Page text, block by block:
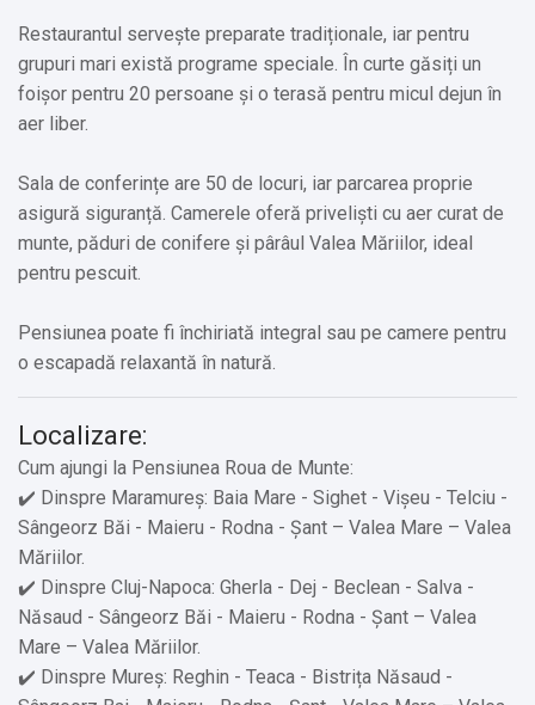
Restaurantul servește preparate tradiționale, iar pentru
grupuri mari există programe speciale. În curte găsiți un
foișor pentru 20 persoane și o terasă pentru micul dejun în
aer liber.
Sala de conferințe are 50 de locuri, iar parcarea proprie
asigură siguranță. Camerele oferă priveliști cu aer curat de
munte, păduri de conifere și pârâul Valea Măriilor, ideal
pentru pescuit.
Pensiunea poate fi închiriată integral sau pe camere pentru
o escapadă relaxantă în natură.
Localizare:
Cum ajungi la Pensiunea Roua de Munte:
✔️ Dinspre Maramureș: Baia Mare - Sighet - Vișeu - Telciu -
Sângeorz Băi - Maieru - Rodna - Șant – Valea Mare – Valea
Măriilor.
✔️ Dinspre Cluj-Napoca: Gherla - Dej - Beclean - Salva -
Năsaud - Sângeorz Băi - Maieru - Rodna - Șant – Valea
Mare – Valea Măriilor.
✔️ Dinspre Mureș: Reghin - Teaca - Bistrița Năsaud -